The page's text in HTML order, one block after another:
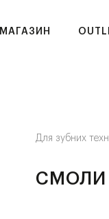
МАГАЗИН
Для зубних
СМОЛИ